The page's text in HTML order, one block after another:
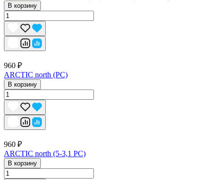
В корзину
960 ₽
ARCTIC north (PC)
В корзину
960 ₽
ARCTIC north (5-3,1 PC)
В корзину